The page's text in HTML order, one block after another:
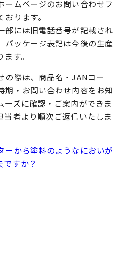
ームページのお問い合わせフ
ります。
部には旧電話番号が記載され
パッケージ表記は今後の生産
す。
の際は、商品名・JANコー
期・お問い合わせ内容をお知
ーズに確認・ご案内ができま
当者より順次ご返信いたしま
ーから塗料のようなにおいが
ですか？